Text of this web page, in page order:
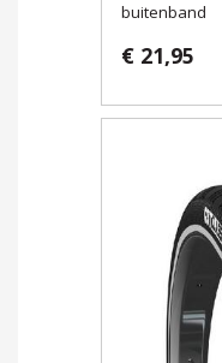
buitenband
€ 21,95